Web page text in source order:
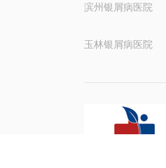
滨州银屑病医院
玉林银屑病医院